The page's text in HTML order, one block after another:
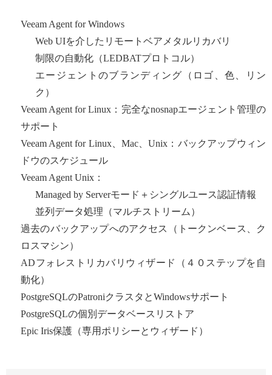
Veeam Agent for Windows
Web UIを介したリモートベアメタルリカバリ
制限の自動化（LEDBATプロトコル）
エージェントのブランディング（ロゴ、色、リン
ク）
Veeam Agent for Linux：完全なnosnapエージェント管理の
サポート
Veeam Agent for Linux、Mac、Unix：バックアップウィン
ドウのスケジュール
Veeam Agent Unix：
Managed by Serverモード＋シングルユース認証情報
並列データ処理（マルチストリーム）
過去のバックアップへのアクセス（トークンベース、ク
ロスマシン）
ADフォレストリカバリウィザード（４０ステップを自
動化）
PostgreSQLのPatroniクラスタとWindowsサポート
PostgreSQLの個別データベースリストア
Epic Iris保護（専用ポリシーとウィザード）